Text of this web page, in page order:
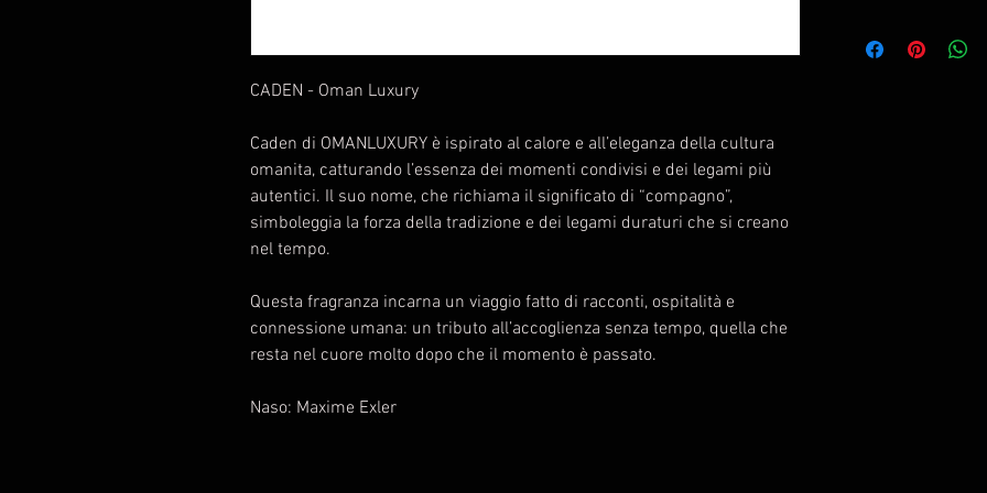
CADEN - Oman Luxury
Caden di OMANLUXURY è ispirato al calore e all’eleganza della cultura
omanita, catturando l’essenza dei momenti condivisi e dei legami più
autentici. Il suo nome, che richiama il significato di “compagno”,
simboleggia la forza della tradizione e dei legami duraturi che si creano
nel tempo.
Questa fragranza incarna un viaggio fatto di racconti, ospitalità e
connessione umana: un tributo all’accoglienza senza tempo, quella che
resta nel cuore molto dopo che il momento è passato.
Naso: Maxime Exler